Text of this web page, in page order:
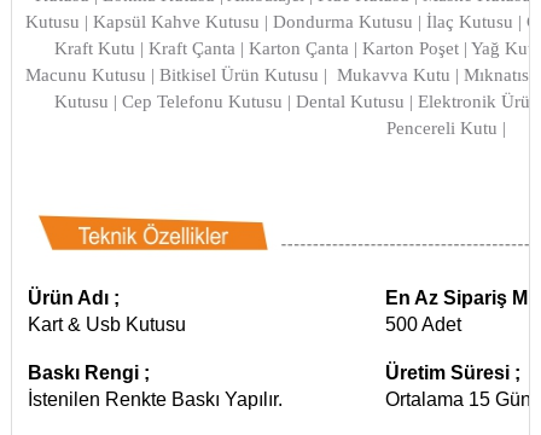
Kutusu | Kapsül Kahve Kutusu | Dondurma Kutusu | İlaç Kutusu |
Kraft Kutu | Kraft Çanta | Karton Çanta | Karton Poşet | Yağ
Macunu Kutusu | Bitkisel Ürün Kutusu | Mukavva Kutu |
Kutusu | Cep Telefonu Kutusu | Dental Kutusu | Elektronik
Pencereli Kutu |
Ürün Adı ;
En Az Sipariş
Kart & Usb Kutusu
500 Adet
Baskı Rengi ;
Üretim Süresi ;
İstenilen Renkte Baskı Yapılır.
Ortalama 15